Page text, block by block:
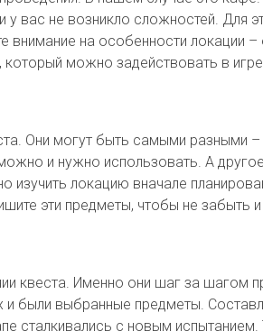
у вас не возникло сложностей.
на особенности локации
можно задействовать в игре
Они могут быть самыми разными
и нужно использовать. А
локацию вначале
эти предметы, чтобы не забыть
квеста. Именно они шаг за шагом
были выбранные предметы.
сталкивались с новым